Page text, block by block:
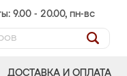
9.00 - 20.00, пн-вс
ДОСТАВКА И ОПЛАТА